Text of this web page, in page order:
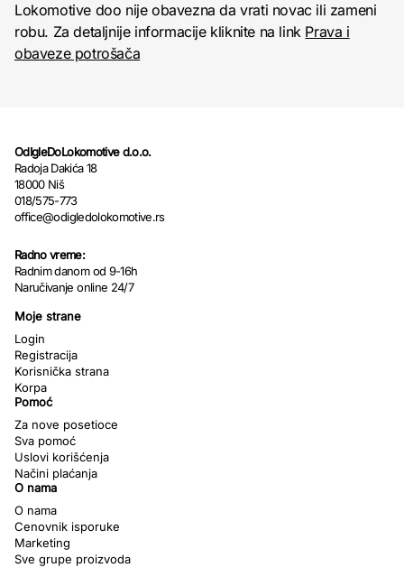
Lokomotive doo nije obavezna da vrati novac ili zameni
robu. Za detaljnije informacije kliknite na link Prava i
obaveze potrošača
OdIgleDoLokomotive d.o.o.
Radoja Dakića 18
18000 Niš
018/575-773
office@odigledolokomotive.rs
Radno vreme:
Radnim danom od 9-16h
Naručivanje online 24/7
Moje strane
Login
Registracija
Korisnička strana
Korpa
Pomoć
Za nove posetioce
Sva pomoć
Uslovi korišćenja
Načini plaćanja
O nama
O nama
Cenovnik isporuke
Marketing
Sve grupe proizvoda